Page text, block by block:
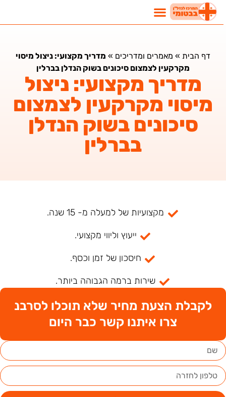
דף הבית»מאמרים ומדריכים»מדריך מקצועי: ניצול מיסוי
מקרקעין לצמצום סיכונים בשוק הנדלן בברלין
מדריך מקצועי: ניצול
מיסוי מקרקעין לצמצום
סיכונים בשוק הנדלן
בברלין
מקצועיות של למעלה מ- 15 שנה.
ייעוץ וליווי מקצועי.
חיסכון של זמן וכסף.
שירות ברמה הגבוהה ביותר.
לקבלת הצעת מחיר שלא תוכלו לסרבנ
צרו איתנו קשר כבר היום